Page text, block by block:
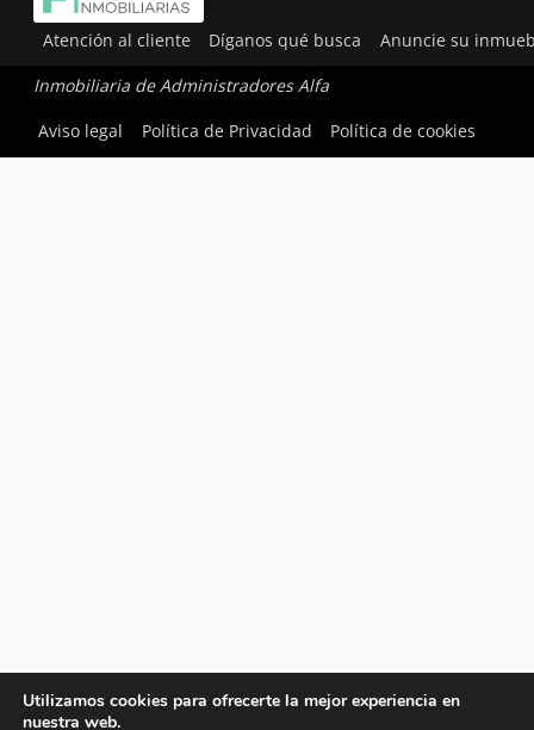
Atención al cliente Díganos qué busca Anuncie su
Inmobiliaria de Administradores Alfa
Aviso legal
Política de Privacidad Política de cookies
Utilizamos cookies para ofrecerte la mejor experiencia en
nuestra web.